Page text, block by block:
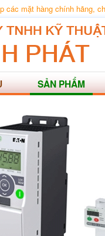
các mặt hàng chính hãng,
SẢN PHẨM